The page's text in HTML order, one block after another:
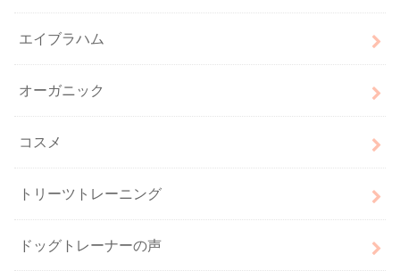
エイブラハム
オーガニック
コスメ
トリーツトレーニング
ドッグトレーナーの声